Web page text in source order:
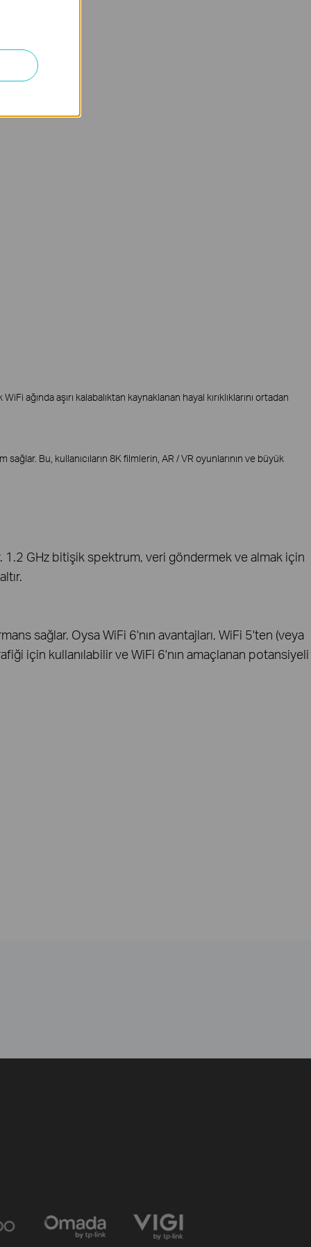
ağında aşırı kalabalıktan kaynaklanan hayal kırıklıklarını ortadan
Bu, kullanıcıların 8K filmlerin, AR / VR oyunlarının ve büyük
1.2 GHz bitişik spektrum, veri göndermek ve almak için
sağlar. Oysa WiFi 6'nın avantajları, WiFi 5'ten (veya
için kullanılabilir ve WiFi 6'nın amaçlanan potansiyeli